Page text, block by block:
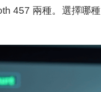
457 兩種。選擇哪